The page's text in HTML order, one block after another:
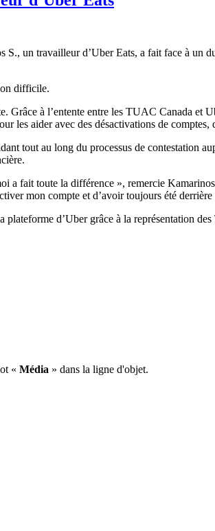
un travailleur d’Uber Eats, a fait face à un
difficile.
à l’entente entre les TUAC Canada et
les aider avec des désactivations de
tout au long du processus de contestation
fait toute la différence », remercie
mon compte et d’avoir toujours été
d’Uber grâce à la représentation
« Média » dans la ligne d'objet.